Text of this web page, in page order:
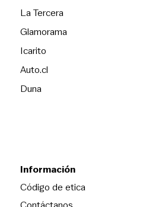
La TerceraOpens in new
Glamorama
Icarito
Auto.cl
DunaOpens in new window
Información
Código de eticaOpens in new